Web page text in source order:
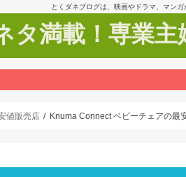
とくダネブログは、映画やドラマ、マン
タ満載！専業主
値販売店 Knuma Connect ベビーチェアの最